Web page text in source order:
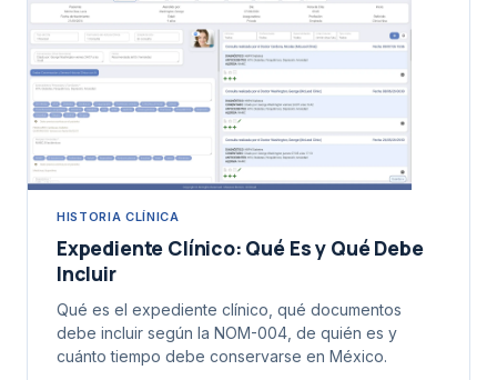
HISTORIA CLÍNICA
Expediente Clínico: Qué Es y Qué Debe
Incluir
Qué es el expediente clínico, qué documentos
debe incluir según la NOM-004, de quién es y
cuánto tiempo debe conservarse en México.